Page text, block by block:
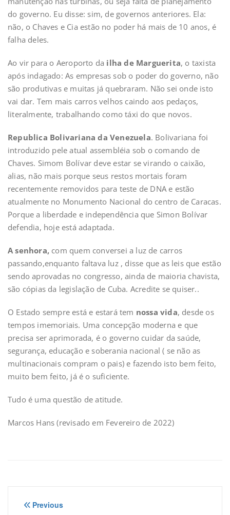
do governo. Eu disse: sim, de governos anteriores. Ela:
não, o Chaves e Cia estão no poder há mais de 10 anos, é
falha deles.
Ao vir para o Aeroporto da ilha de Marguerita, o taxista
após indagado: As empresas sob o poder do governo, não
são produtivas e muitas já quebraram. Não sei onde isto
vai dar. Tem mais carros velhos caindo aos pedaços,
literalmente, trabalhando como táxi do que novos.
Republica Bolivariana da Venezuela. Bolivariana foi
introduzido pele atual assembléia sob o comando de
Chaves. Simom Bolívar deve estar se virando o caixão,
alias, não mais porque seus restos mortais foram
recentemente removidos para teste de DNA e estão
atualmente no Monumento Nacional do centro de Caracas.
Porque a liberdade e independência que Simon Bolívar
defendia, hoje está adaptada.
A senhora, com quem conversei a luz de carros
passando,enquanto faltava luz , disse que as leis que estão
sendo aprovadas no congresso, ainda de maioria chavista,
são cópias da legislação de Cuba. Acredite se quiser..
O Estado sempre está e estará tem nossa vida, desde os
tempos imemoriais. Uma concepção moderna e que
precisa ser aprimorada, é o governo cuidar da saúde,
segurança, educação e soberania nacional ( se não as
multinacionais compram o pais) e fazendo isto bem feito,
muito bem feito, já é o suficiente.
Tudo é uma questão de atitude.
Marcos Hans (revisado em Fevereiro de 2022)
Navegação
Previous